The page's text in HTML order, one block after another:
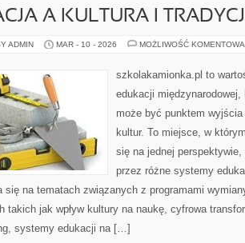
A KULTURA I
ADMIN MAR - 10 - 2026 MOŻLIWOŚĆ
szkolakamionka.pl to
edukacji
może być punktem
kultur. To miejsce, w
się na jednej
przez różne systemy
się na tematach związanych z programami
takich jak wpływ kultury na naukę, cyfrowa
systemy edukacji na […]